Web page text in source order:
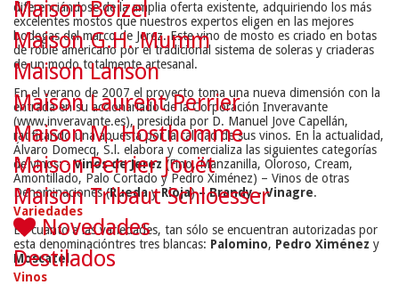
diferenciándose de la amplia oferta existente, adquiriendo los más
excelentes mostos que nuestros expertos eligen en las mejores
bodegas del marco de Jerez. Este vino de mosto es criado en botas
de roble americano por el tradicional sistema de soleras y criaderas
de un modo totalmente artesanal.
En el verano de 2007 el proyecto toma una nueva dimensión con la
entrada en su accionariado de la Corporación Inveravante
(www.inveravante.es), presidida por D. Manuel Jove Capellán,
ratificando una apuesta por la calidad de sus vinos. En la actualidad,
Álvaro Domecq, S.l. elabora y comercializa las siguientes categorías
de vinos: -Vinos de Jerez (Fino, Manzanilla, Oloroso, Cream,
Amontillado, Palo Cortado y Pedro Ximénez) – Vinos de otras
Denominaciones (Rueda y Rioja)–Brandy-Vinagre.
Variedades
En cuanto a las variedades, tan sólo se encuentran autorizadas por
esta denominacióntres tres blancas: Palomino, Pedro Ximénez y
Moscatel .
Vinos
Maison Boizel
Maison G.H. Mumm
Maison Lanson
Maison Laurent Perrier
Maison M. Hosthomme
Maison Perrier Jouët
Maison Tribaut Schloesser
Novedades
Destilados